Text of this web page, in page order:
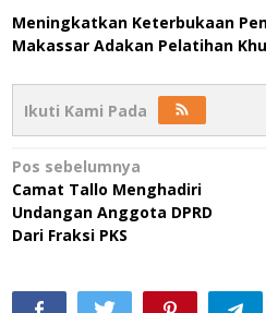
Meningkatkan Keterbukaan
Makassar Adakan Pelatihan
Ikuti Kami Pada
Navigasi
pos
Pos sebelumnya
Camat Tallo Menghadiri
Undangan Anggota DPRD
Dari Fraksi PKS